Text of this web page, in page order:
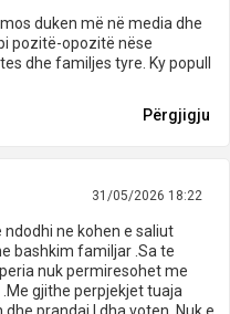
duken më në media dhe
pozitë-opozitë nëse
dhe familjes tyre. Ky popull
Përgjigju
31/05/2026 18:22
ne kohen e saliut
bashkim familjar .Sa te
nuk permiresohet me
gjithe perpjekjet tuaja